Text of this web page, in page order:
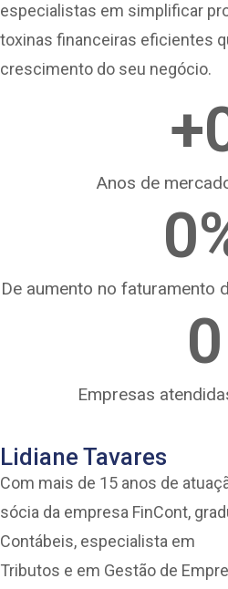
especialistas em simplificar
toxinas financeiras eficientes
crescimento do seu negócio.
Anos de
+
De aumento no faturamento
0
Empresas
0
Lidiane Tavares
Com mais de 15 anos de
sócia da empresa FinCont,
Contábeis, especialista em
Tributos e em Gestão de